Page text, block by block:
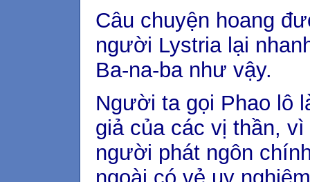
Câu chuyện hoang
người Lystria lại
Ba-na-ba như vậy.
Người ta gọi Phao lô
giả của các vị thần,
người phát ngôn